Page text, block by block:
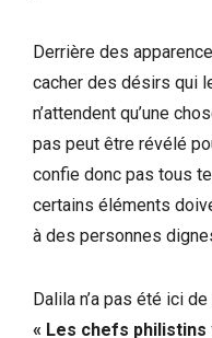
Derrière des
cacher des désirs qui
n’attendent qu’une
pas peut être révélé
confie donc pas tous
certains éléments
à des personnes
Dalila n’a pas été ici
« Les chefs philistins